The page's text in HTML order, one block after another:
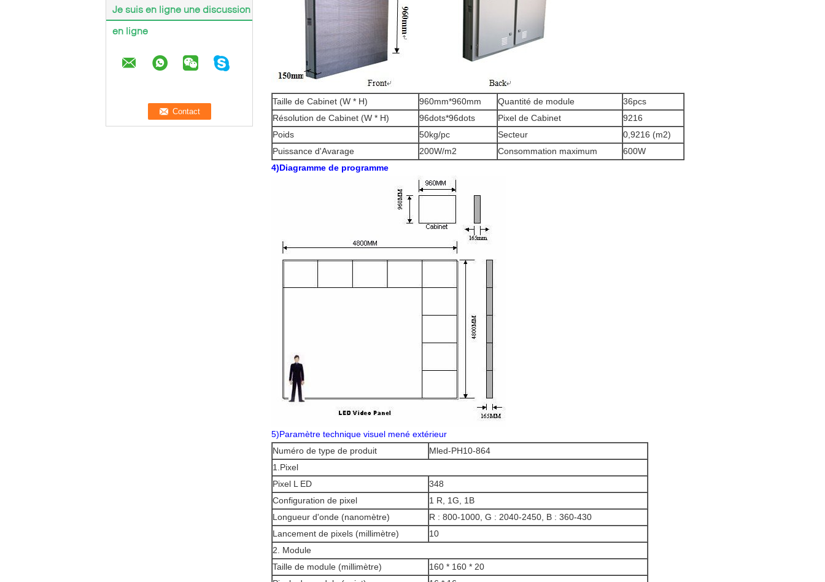
Je suis en ligne une discussion
en ligne
Taille de Cabinet (W * H) 960mm*960mm Quantité de module
36pcs
Résolution de Cabinet (W * H)
96dots*96dots Pixel de Cabinet
9216
Poids
50kg/pc Secteur
0,9216 (m2)
Puissance d'Avarage
200W/m2 Consommation maximum
600W
4)Diagramme de programme
5)Paramètre technique visuel mené extérieur
Numéro de type de produit
Mled-PH10-864
1.Pixel
Pixel L ED
348
Configuration de pixel
1 R, 1G, 1B
Longueur d'onde (nanomètre)
R : 800-1000, G : 2040-2450, B : 360-430
Lancement de pixels (millimètre)
10
2. Module
Taille de module (millimètre)
160 * 160 * 20